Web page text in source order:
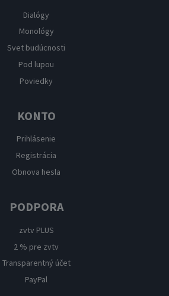
Dialógy
Monológy
Svet budúcnosti
Pod lupou
Poviedky
KONTO
Prihlásenie
Registrácia
Obnova hesla
PODPORA
zvtv PLUS
2 % pre zvtv
Transparentný účet
PayPal